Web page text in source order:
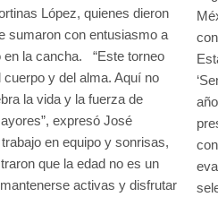
López, quienes dieron
sumaron con entusiasmo a
en la cancha. “Este torneo
y del alma. Aquí no
la vida y la fuerza de
expresó José
en equipo y sonrisas,
que la edad no es un
activas y disfrutar